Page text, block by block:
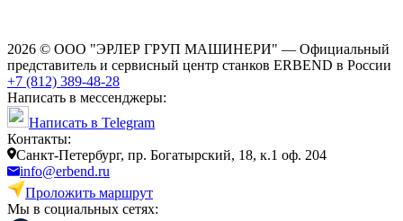
2026 © ООО "ЭРЛЕР ГРУП МАШИНЕРИ" — Официальный
представитель и сервисный центр станков ERBEND в России
+7 (812) 389-48-28
Написать в мессенджеры:
Написать в Telegram
Контакты:
Cанкт-Петербург, пр. Богатырский, 18, к.1 оф. 204
info@erbend.ru
Проложить маршрут
Мы в социальных сетях: